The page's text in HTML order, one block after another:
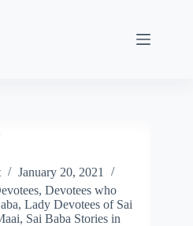
January 20, 2021
, Devotees who
, Lady Devotees of Sai
, Sai Baba Stories in